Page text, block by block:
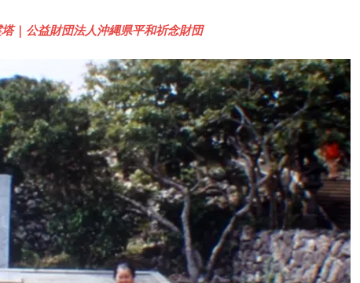
| 公益財団法人沖縄県平和祈念財団